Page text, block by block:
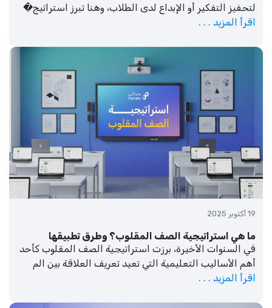
لتحفيز التفكير أو الإبداع لدى الطلاب، وهنا تبرز استراتيج�
اقرأ المزيد . . .
19 أكتوبر 2025
ما هي استراتيجية الصف المقلوب؟ وطرق تطبيقها
في السنوات الأخيرة، برزت استراتيجية الصف المقلوب كأحد
أهم الأساليب التعليمية التي تعيد تعريف العلاقة بين الم
اقرأ المزيد . . .